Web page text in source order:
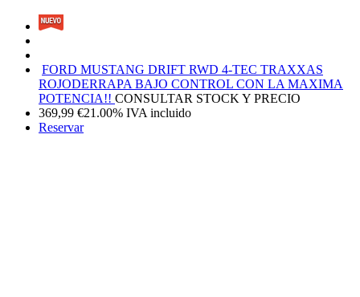
FORD MUSTANG DRIFT RWD 4-TEC TRAXXAS
ROJODERRAPA BAJO CONTROL CON LA MAXIMA
POTENCIA!! CONSULTAR STOCK Y PRECIO
369,99 €21.00% IVA incluido
Reservar